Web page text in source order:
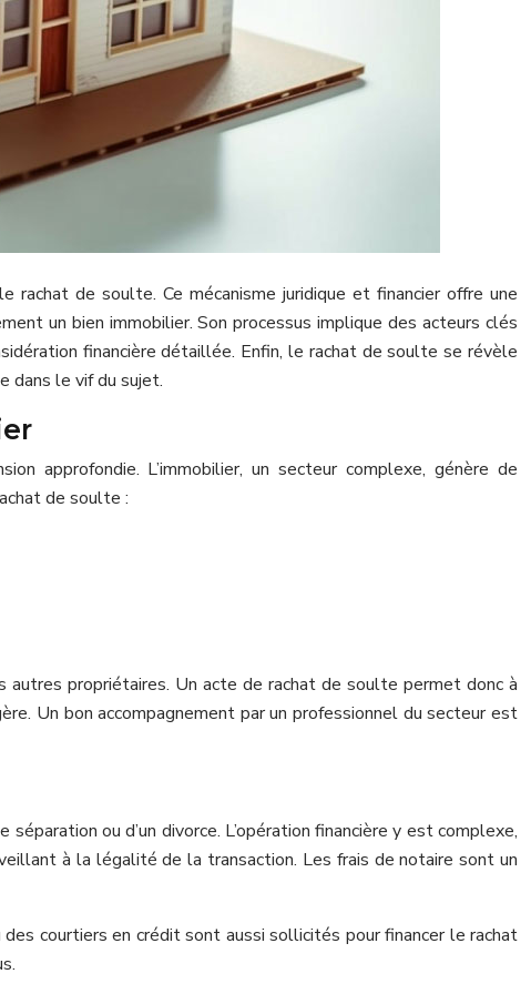
de soulte. Ce mécanisme juridique et financier offre une
un bien immobilier. Son processus implique des acteurs clés
financière détaillée. Enfin, le rachat de soulte se révèle
dans le vif du sujet.
approfondie. L’immobilier, un secteur complexe, génère de
de soulte :
autres propriétaires. Un acte de rachat de soulte permet donc à
Un bon accompagnement par un professionnel du secteur est
ou d’un divorce. L’opération financière y est complexe,
à la légalité de la transaction. Les frais de notaire sont un
courtiers en crédit sont aussi sollicités pour financer le rachat